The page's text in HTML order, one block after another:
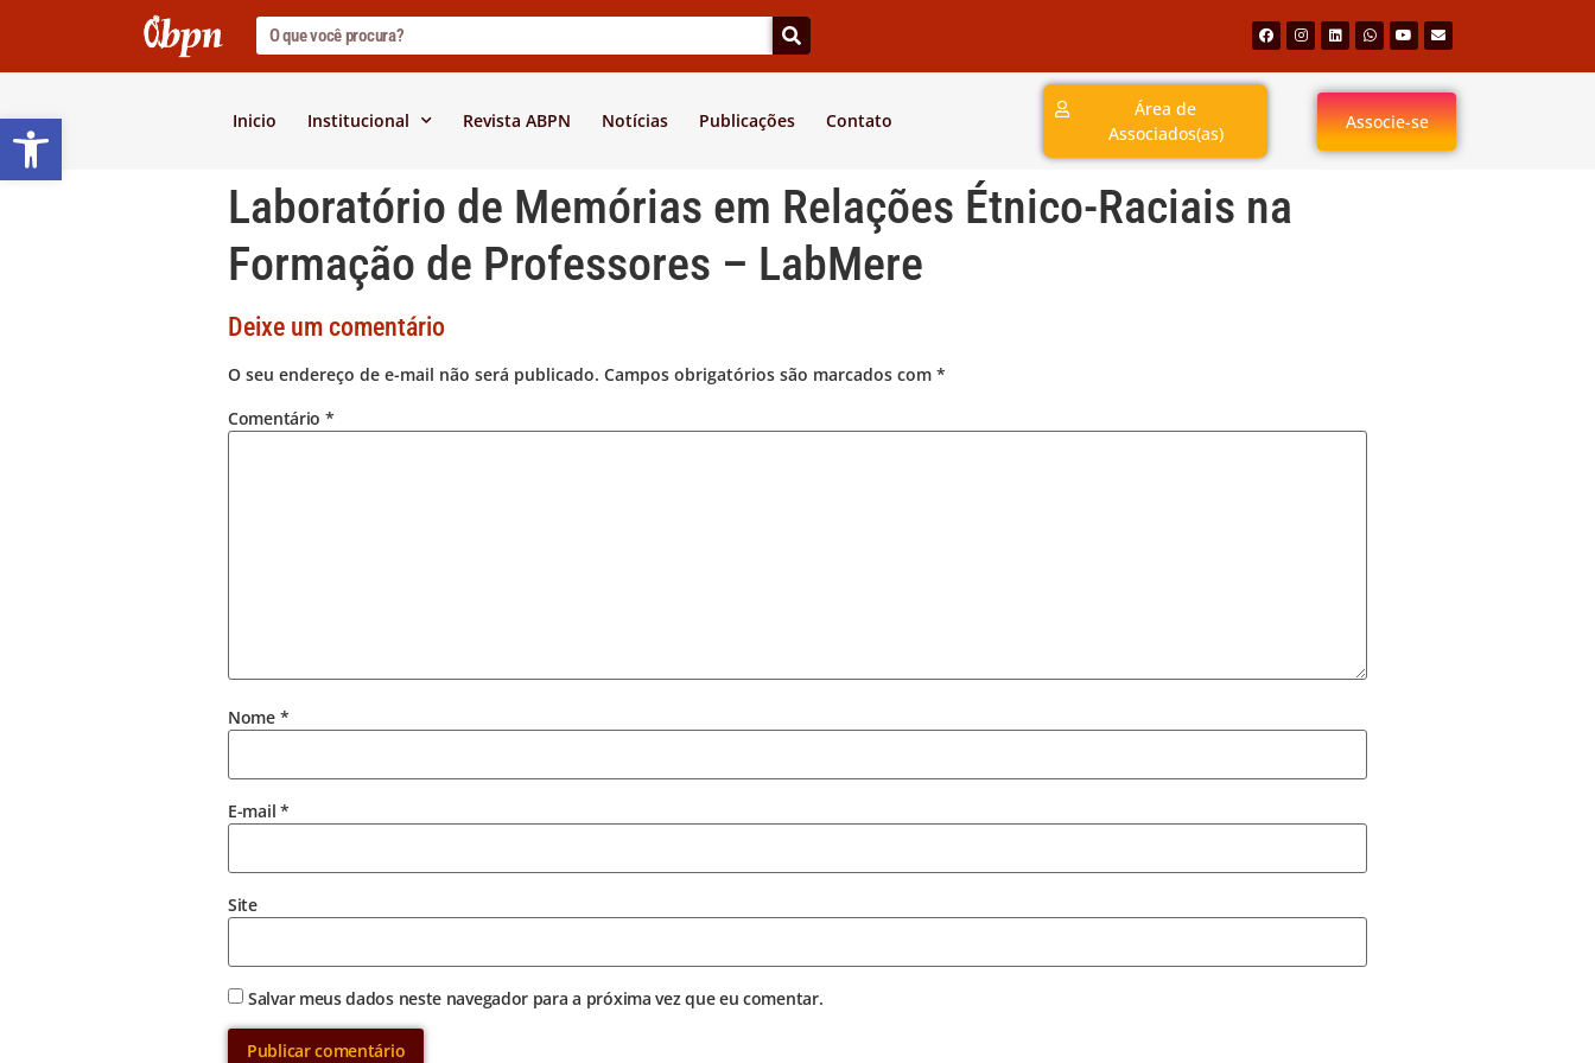
Barra de Ferramentas Aberta
Inicio Institucional Revista ABPN Notícias Publicações Contato
Área de
Associados(as)
Associe-se
Laboratório de Memórias em Relações Étnico-Raciais na
Formação de Professores – LabMere
Deixe um comentário
O seu endereço de e-mail não será publicado. Campos obrigatórios são marcados com *
Comentário *
Nome *
E-mail *
Site
Salvar meus dados neste navegador para a próxima vez que eu comentar.